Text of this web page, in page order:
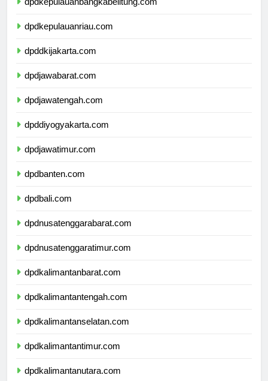
dpdkepulauanriau.com
dpddkijakarta.com
dpdjawabarat.com
dpdjawatengah.com
dpddiyogyakarta.com
dpdjawatimur.com
dpdbanten.com
dpdbali.com
dpdnusatenggarabarat.com
dpdnusatenggaratimur.com
dpdkalimantanbarat.com
dpdkalimantantengah.com
dpdkalimantanselatan.com
dpdkalimantantimur.com
dpdkalimantanutara.com